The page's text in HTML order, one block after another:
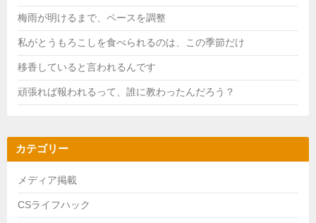
梅雨が明けるまで、ペースを調整
私がとうもろこしを食べられるのは、この季節だけ
移香していると言われるんです
頑張れば報われるって、誰に教わったんだろう？
カテゴリー
メディア掲載
CSライフハック